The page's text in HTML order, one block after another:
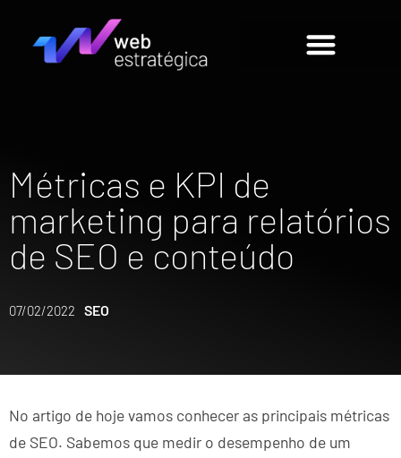
Métricas e KPI de
marketing para relatórios
de SEO e conteúdo
07/02/2022 SEO
No artigo de hoje vamos conhecer as principais métricas
de SEO. Sabemos que medir o desempenho de um